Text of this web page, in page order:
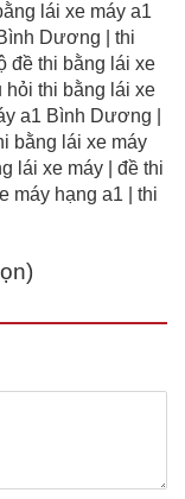
lái xe máy a1
Dương | thi
đề thi bằng lái xe
hỏi thi bằng lái xe
a1 Bình Dương |
bằng lái xe máy
lái xe máy | đề thi
máy hạng a1 | thi